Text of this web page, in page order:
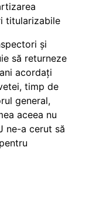
titularizabile
și
să returneze
acordați
timp de
general,
aceea nu
ne-a cerut să